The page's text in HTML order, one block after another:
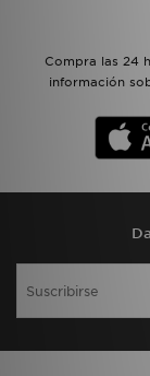
Compra las 24
información